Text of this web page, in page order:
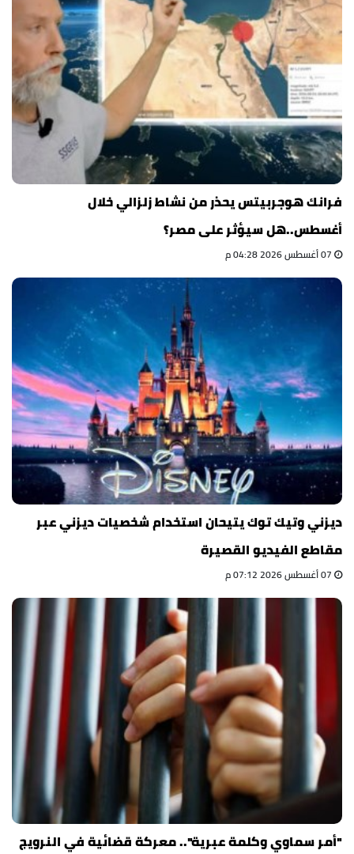
فرانك هوجربيتس يحذر من نشاط زلزالي خلال
أغسطس..هل سيؤثر على مصر؟
ديزني وتيك توك يتيحان استخدام شخصيات ديزني عبر
مقاطع الفيديو القصيرة
"أمر سماوي وكلمة عبرية".. معركة قضائية في النرويج